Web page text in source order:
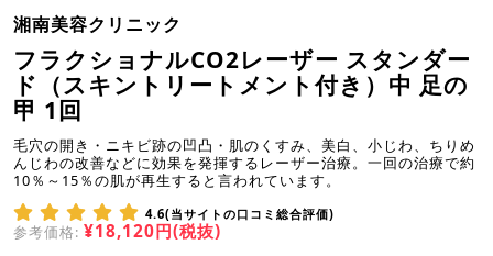
湘南美容クリニック
フラクショナルCO2レーザー スタンダー
ド（スキントリートメント付き）中 足の
甲 1回
毛穴の開き・ニキビ跡の凹凸・肌のくすみ、美白、小じわ、ちりめ
んじわの改善などに効果を発揮するレーザー治療。一回の治療で約
10％～15％の肌が再生すると言われています。
4.6(当サイトの口コミ総合評価)
参考価格: ¥18,120円(税抜)